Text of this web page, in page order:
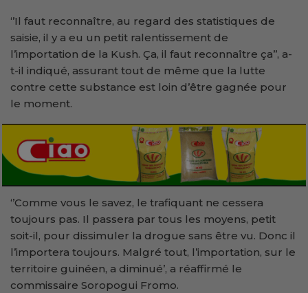
‘’Il faut reconnaître, au regard des statistiques de
saisie, il y a eu un petit ralentissement de
l’importation de la Kush. Ça, il faut reconnaître ça’’, a-
t-il indiqué, assurant tout de même que la lutte
contre cette substance est loin d’être gagnée pour
le moment.
‘’Comme vous le savez, le trafiquant ne cessera
toujours pas. Il passera par tous les moyens, petit
soit-il, pour dissimuler la drogue sans être vu. Donc il
l’importera toujours. Malgré tout, l’importation, sur le
territoire guinéen, a diminué’, a réaffirmé le
commissaire Soropogui Fromo.